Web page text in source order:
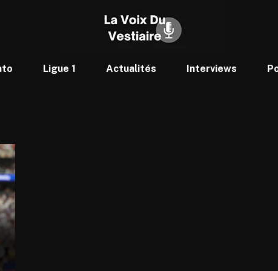
Ligue 1 Actualités Interviews